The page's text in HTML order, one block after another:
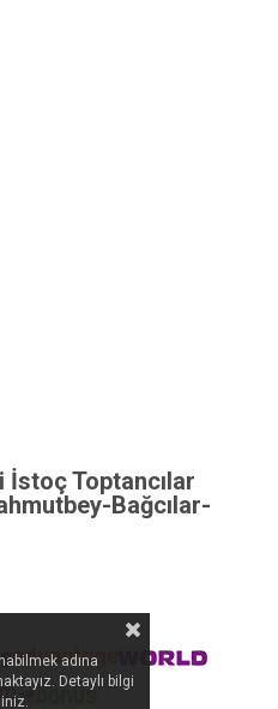
İstoç Toptancılar
Bağcılar-
adına
Detaylı bilgi